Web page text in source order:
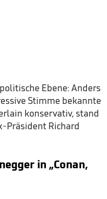
Ebene: Anders
Stimme bekannte
konservativ, stand
Präsident Richard
in „Conan,